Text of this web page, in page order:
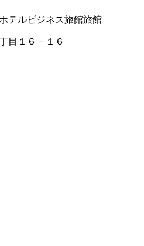
テルビジネス旅館旅館
目１６－１６